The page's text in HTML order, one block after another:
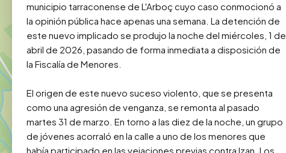
municipio tarraconense de L'Arboç cuyo caso conmocionó a
la opinión pública hace apenas una semana. La detención de
este nuevo implicado se produjo la noche del miércoles, 1 de
abril de 2026, pasando de forma inmediata a disposición de
la Fiscalía de Menores.
El origen de este nuevo suceso violento, que se presenta
como una agresión de venganza, se remonta al pasado
martes 31 de marzo. En torno a las diez de la noche, un grupo
de jóvenes acorraló en la calle a uno de los menores que
había participado en las vejaciones previas contra Izan. Los